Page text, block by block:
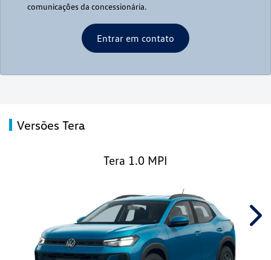
comunicações da concessionária.
Entrar em contato
Versões Tera
Tera 1.0 MPI